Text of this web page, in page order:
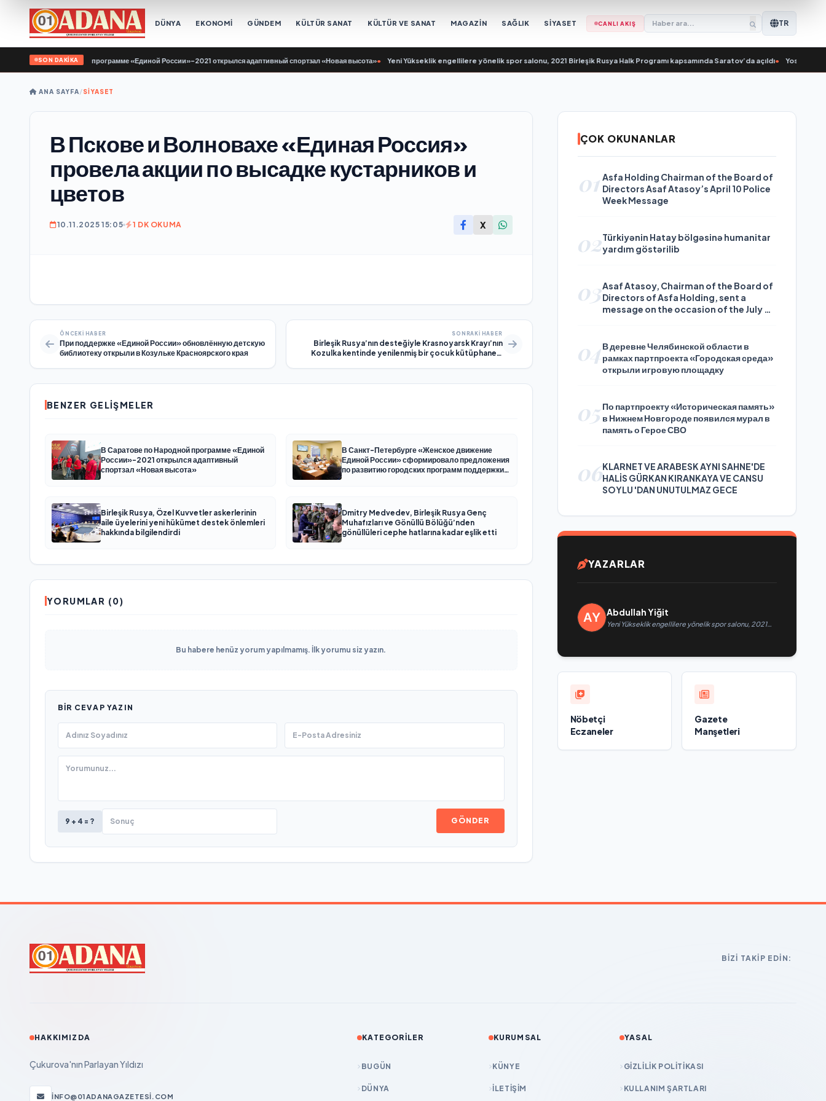
DÜNYA EKONOMİ GÜNDEM KÜLTÜR SANAT KÜLTÜR VE SANAT MAGAZİN SAĞLIK SİYASET CANLI AKIŞ TR
SON DAKİKA
Саратове по Народной программе «Единой России»-2021 открылся адаптивный спортзал «Новая высота»• Yeni Yükseklik engellilere yönelik spor salonu, 2021 Birleşik Rusya Halk Programı kapsamında Saratov’da açıldı• Yoshkar-
ANA SAYFA/SİYASET
В Пскове и Волновахе «Единая Россия»
провела акции по высадке кустарников и
цветов
10.11.2025 15:05 1 DK OKUMA X
ÖNCEKI HABER
При поддержке «Единой России» обновлённую детскую
библиотеку открыли в Козульке Красноярского края
SONRAKI HABER
Birleşik Rusya’nın desteğiyle Krasnoyarsk Krayı’nın
Kozulka kentinde yenilenmiş bir çocuk kütüphanesi
BENZER GELIŞMELER
В Саратове по Народной программе «Единой
России»-2021 открылся адаптивный
спортзал «Новая высота»
В Санкт-Петербурге «Женское движение
Единой России» сформировало предложения
по развитию городских программ поддержки
Birleşik Rusya, Özel Kuvvetler askerlerinin
aile üyelerini yeni hükümet destek önlemleri
hakkında bilgilendirdi
Dmitry Medvedev, Birleşik Rusya Genç
Muhafızları ve Gönüllü Bölüğü’nden
gönüllüleri cephe hatlarına kadar eşlik etti
YORUMLAR (0)
Bu habere henüz yorum yapılmamış. İlk yorumu siz yazın.
BIR CEVAP YAZIN
9 + 4 = ? GÖNDER
ÇOK OKUNANLAR
01 Asfa Holding Chairman of the Board of
Directors Asaf Atasoy’s April 10 Police
Week Message
02Türkiyənin Hatay bölgəsinə humanitar
yardım göstərilib
03Asaf Atasoy, Chairman of the Board of
Directors of Asfa Holding, sent a
message on the occasion of the July 24
04В деревне Челябинской области в
рамках партпроекта «Городская среда»
открыли игровую площадку
05 По партпроекту «Историческая память»
в Нижнем Новгороде появился мурал в
память о Герое СВО
06KLARNET VE ARABESK AYNI SAHNE'DE
HALİS GÜRKAN KIRANKAYA VE CANSU
SOYLU 'DAN UNUTULMAZ GECE
YAZARLAR
Abdullah Yiğit
Yeni Yükseklik engellilere yönelik spor salonu, 2021
Nöbetçi
Eczaneler
Gazete
Manşetleri
BIZI TAKIP EDIN:
HAKKIMIZDA
Çukurova'nın Parlayan Yıldızı
INFO@01ADANAGAZETESI.COM
KATEGORILER
BUGÜN
DÜNYA
KURUMSAL
KÜNYE
İLETIŞIM
YASAL
GIZLILIK POLITIKASI
KULLANIM ŞARTLARI